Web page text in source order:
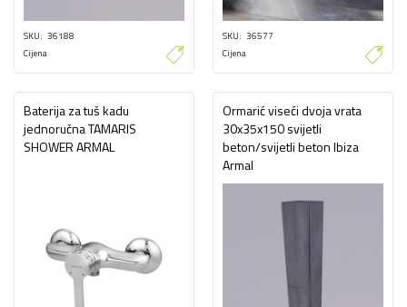
SKU 36188
Cijena
SKU 36577
Cijena
Baterija za tuš kadu
jednoručna TAMARIS
SHOWER ARMAL
Ormarić viseći dvoja vrata
30x35x150 svijetli
beton/svijetli beton Ibiza
Armal